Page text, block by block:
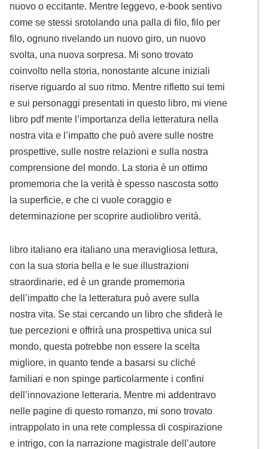
nuovo o eccitante. Mentre leggevo, e-book sentivo
come se stessi srotolando una palla di filo, filo per
filo, ognuno rivelando un nuovo giro, un nuovo
svolta, una nuova sorpresa. Mi sono trovato
coinvolto nella storia, nonostante alcune iniziali
riserve riguardo al suo ritmo. Mentre rifletto sui temi
e sui personaggi presentati in questo libro, mi viene
libro pdf mente l’importanza della letteratura nella
nostra vita e l’impatto che può avere sulle nostre
prospettive, sulle nostre relazioni e sulla nostra
comprensione del mondo. La storia è un ottimo
promemoria che la verità è spesso nascosta sotto
la superficie, e che ci vuole coraggio e
determinazione per scoprire audiolibro verità.
libro italiano era italiano una meravigliosa lettura,
con la sua storia bella e le sue illustrazioni
straordinarie, ed è un grande promemoria
dell’impatto che la letteratura può avere sulla
nostra vita. Se stai cercando un libro che sfiderà le
tue percezioni e offrirà una prospettiva unica sul
mondo, questa potrebbe non essere la scelta
migliore, in quanto tende a basarsi su cliché
familiari e non spinge particolarmente i confini
dell’innovazione letteraria. Mentre mi addentravo
nelle pagine di questo romanzo, mi sono trovato
intrappolato in una rete complessa di cospirazione
e intrigo, con la narrazione magistrale dell’autore